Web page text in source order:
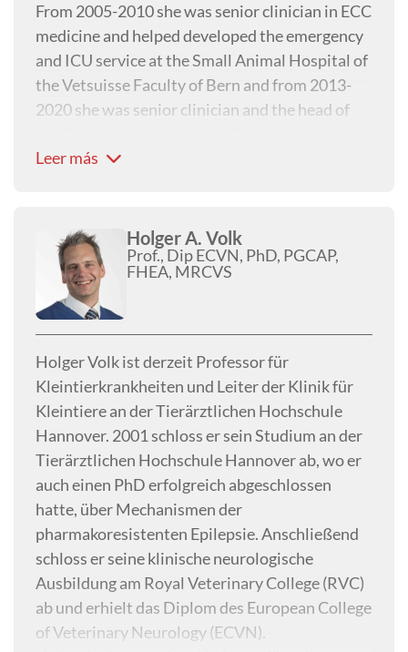
From 2005-2010 she was senior clinician in ECC
medicine and helped developed the emergency
and ICU service at the Small Animal Hospital of
the Vetsuisse Faculty of Bern and from 2013-
2020 she was senior clinician and the head of
Small Animal Hospital of the Vetsuisse Faculty
concentrate on her own company VET ECC CE
(Veterinary Emergency and Critical Care
Consulting & Education).
Leer más
Holger A. Volk
Prof., Dip ECVN, PhD, PGCAP,
FHEA, MRCVS
Holger Volk ist derzeit Professor für
Kleintierkrankheiten und Leiter der Klinik für
Kleintiere an der Tierärztlichen Hochschule
Hannover. 2001 schloss er sein Studium an der
Tierärztlichen Hochschule Hannover ab, wo er
auch einen PhD erfolgreich abgeschlossen
hatte, über Mechanismen der
pharmakoresistenten Epilepsie. Anschließend
schloss er seine klinische neurologische
Ausbildung am Royal Veterinary College (RVC)
ab und erhielt das Diplom des European College
of Veterinary Neurology (ECVN).